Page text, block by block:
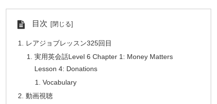
目次
レアジョブレッスン325回目
実用英会話Level 6 Chapter 1: Money Matters
Lesson 4: Donations
Vocabulary
動画視聴